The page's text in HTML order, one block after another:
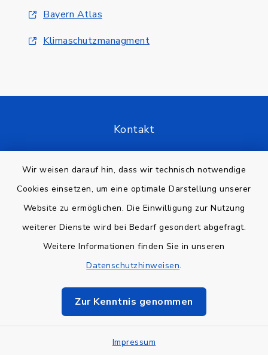
Wir weisen darauf hin, dass wir technisch notwendige
Cookies einsetzen, um eine optimale Darstellung unserer
Website zu ermöglichen. Die Einwilligung zur Nutzung
weiterer Dienste wird bei Bedarf gesondert abgefragt.
Weitere Informationen finden Sie in unseren
Datenschutzhinweisen.
Zur Kenntnis genommen
Impressum
Bayern Atlas
Klimaschutzmanagment
Kontakt
Datenschutz
Impressum
Sitemap
Cookie-Einstellungen